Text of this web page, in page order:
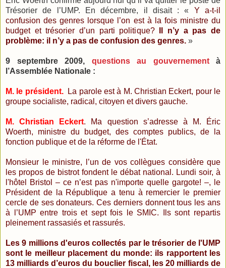
Trésorier de l’UMP. En décembre, il disait : « Y a-t-il
confusion des genres lorsque l’on est à la fois ministre du
budget et trésorier d’un parti politique?
Il n’y a pas de
problème: il n’y a pas de confusion des genres. »
9 septembre 2009, questions au gouvernementà
l’Assemblée Nationale :
M. le président.La parole est à M. Christian Eckert, pour le
groupe socialiste, radical, citoyen et divers gauche.
M. Christian Eckert. Ma question s’adresse à M. Éric
Woerth, ministre du budget, des comptes publics, de la
fonction publique et de la réforme de l'État.
Monsieur le ministre, l’un de vos collègues considère que
les propos de bistrot fondent le débat national. Lundi soir, à
l'hôtel Bristol – ce n’est pas n'importe quelle gargote! –, le
Président de la République a tenu à remercier le premier
cercle de ses donateurs. Ces derniers donnent tous les ans
à l’UMP entre trois et sept fois le SMIC. Ils sont repartis
pleinement rassasiés et rassurés.
Les 9 millions d'euros collectés par le trésorier de l'UMP
sont le meilleur placement du monde: ils rapportent les
13 milliards d’euros du bouclier fiscal, les 20 milliards de